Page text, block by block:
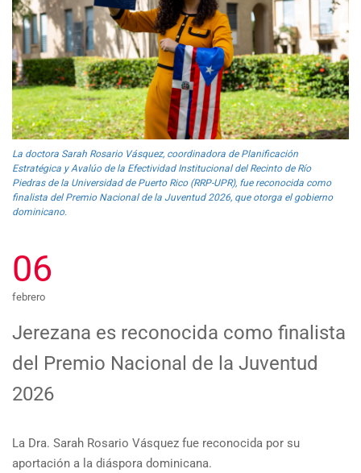
La doctora Sarah Rosario Vásquez, coordinadora de Planificación
Estratégica y Avalúo de la Efectividad Institucional del Recinto de Río
Piedras de la Universidad de Puerto Rico (RRP-UPR), fue reconocida como
finalista del Premio Nacional de la Juventud 2026, que otorga el gobierno
dominicano.
06
febrero
Jerezana es reconocida como finalista
del Premio Nacional de la Juventud
2026
La Dra. Sarah Rosario Vásquez fue reconocida por su
aportación a la diáspora dominicana.